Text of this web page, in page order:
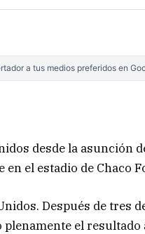
a tus medios preferidos en
desde la asunción
el estadio de Chaco
Después de tres
el